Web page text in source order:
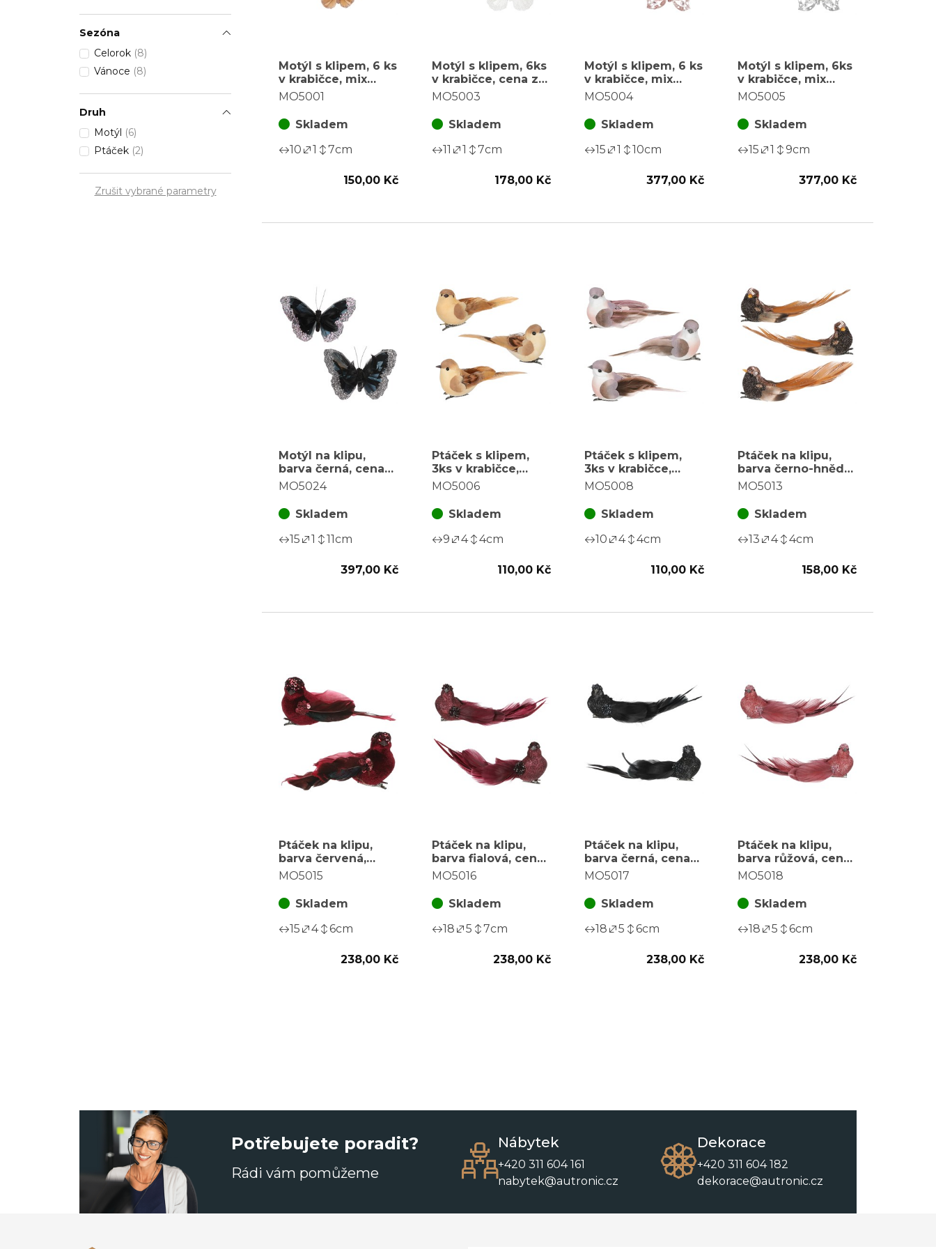
Sezóna
Celorok (8)
Vánoce (8)
Druh
Motýl (6)
Ptáček (2)
Zrušit vybrané parametry
Motýl s klipem, 6 ks
v krabičce, mix
barev, cena za 1
MO5001
Skladem
10
1 7cm
150,00 Kč
Motýl s klipem, 6ks
v krabičce, cena za
1 krabičku
MO5003
Skladem
11
1 7cm
178,00 Kč
Motýl s klipem, 6 ks
v krabičce, mix
barev, cena za 1
MO5004
Skladem
15
1 10cm
377,00 Kč
Motýl s klipem, 6ks
v krabičce, mix
barev, cena za 1
MO5005
Skladem
15
1 9cm
377,00 Kč
Motýl na klipu,
barva černá, cena
za balení (6 ks)
MO5024
Skladem
15
1 11cm
397,00 Kč
Ptáček s klipem,
3ks v krabičce,
cena za 1 krabičku
MO5006
Skladem
9
4 4cm
110,00 Kč
Ptáček s klipem,
3ks v krabičce,
cena za 1 krabičku
MO5008
Skladem
10
4 4cm
110,00 Kč
Ptáček na klipu,
barva černo-hnědá,
cena za balení (3
MO5013
Skladem
13
4 4cm
158,00 Kč
Ptáček na klipu,
barva červená,
cena za balení (4
MO5015
Skladem
15
4 6cm
238,00 Kč
Ptáček na klipu,
barva fialová, cena
za balení (4 ks)
MO5016
Skladem
18
5 7cm
238,00 Kč
Ptáček na klipu,
barva černá, cena
za balení (4 ks)
MO5017
Skladem
18
5 6cm
238,00 Kč
Ptáček na klipu,
barva růžová, cena
za balení (4 ks)
MO5018
Skladem
18
5 6cm
238,00 Kč
Potřebujete poradit?
Rádi vám pomůžeme
Nábytek
+420 311 604 161
nabytek@autronic.cz
Dekorace
+420 311 604 182
dekorace@autronic.cz